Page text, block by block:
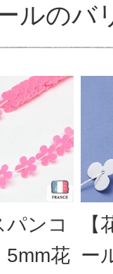
ルのバ
パンコ
5mm花 ー